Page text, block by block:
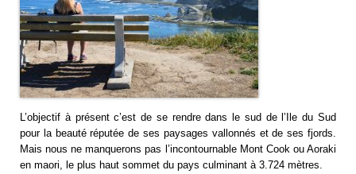
L’objectif à présent c’est de se rendre dans le sud de l’Ile du Sud
pour la beauté réputée de ses paysages vallonnés et de ses fjords.
Mais nous ne manquerons pas l’incontournable Mont Cook ou Aoraki
en maori, le plus haut sommet du pays culminant à 3.724 mètres.